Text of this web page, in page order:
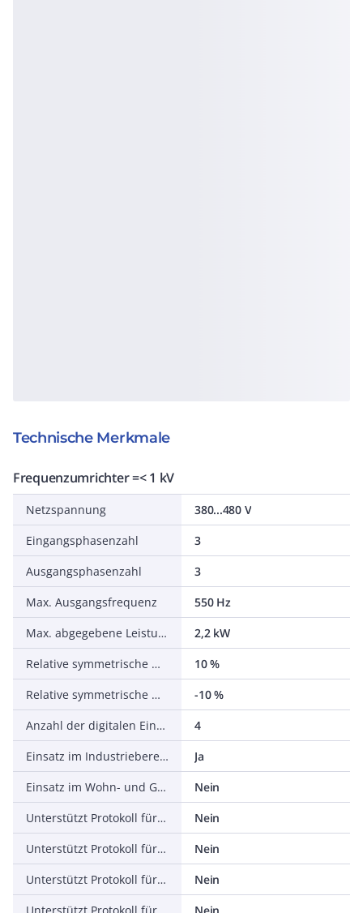
Technische Merkmale
Frequenzumrichter =< 1 kV
Netzspannung
380...480 V
Eingangsphasenzahl
3
Ausgangsphasenzahl
3
Max. Ausgangsfrequenz
550 Hz
Max. abgegebene Leistung bei linearer Belastung bei Bemessungsausgangsspannung
2,2 kW
Relative symmetrische Netzfrequenztoleranz
10 %
Relative symmetrische Netzspannungstoleranz
-10 %
Anzahl der digitalen Eingänge
4
Einsatz im Industriebereich zulässig
Ja
Einsatz im Wohn- und Gewerbebereich zulässig
Nein
Unterstützt Protokoll für TCP/IP
Nein
Unterstützt Protokoll für PROFIBUS
Nein
Unterstützt Protokoll für CAN
Nein